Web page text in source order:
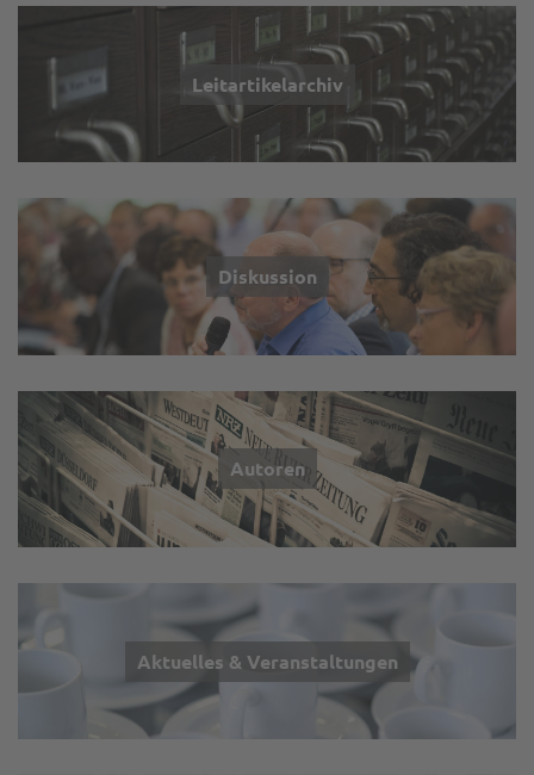
Leitartikelarchiv
Diskussion
Autoren
Aktuelles & Veranstaltungen